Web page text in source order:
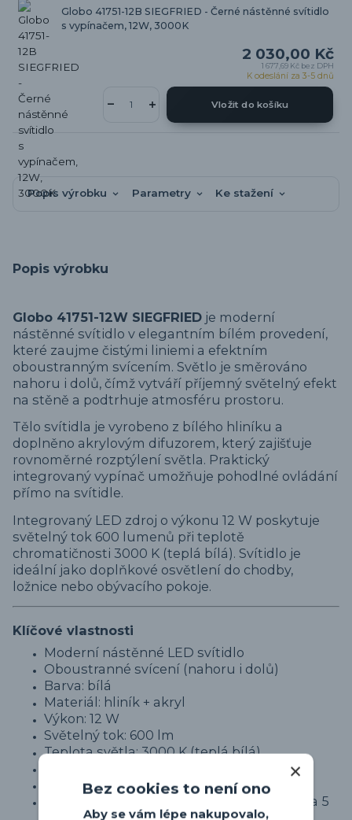
Globo 41751-12B SIEGFRIED - Černé nástěnné svítidlo
s vypínačem, 12W, 3000K
2 030,00 Kč
1 677,69 Kč bez DPH
K odeslání za 3-5 dnů
Vložit do košíku
Popis výrobku Parametry Ke stažení
Popis výrobku
Globo 41751-12W SIEGFRIED je moderní
nástěnné svítidlo v elegantním bílém provedení,
které zaujme čistými liniemi a efektním
oboustranným svícením. Světlo je směrováno
nahoru i dolů, čímž vytváří příjemný světelný efekt
na stěně a podtrhuje atmosféru prostoru.
Tělo svítidla je vyrobeno z bílého hliníku a
doplněno akrylovým difuzorem, který zajišťuje
rovnoměrné rozptýlení světla. Praktický
integrovaný vypínač umožňuje pohodlné ovládání
přímo na svítidle.
Integrovaný LED zdroj o výkonu 12 W poskytuje
světelný tok 600 lumenů při teplotě
chromatičnosti 3000 K (teplá bílá). Svítidlo je
ideální jako doplňkové osvětlení do chodby,
ložnice nebo obývacího pokoje.
Klíčové vlastnosti
Moderní nástěnné LED svítidlo
Oboustranné svícení (nahoru i dolů)
Barva: bílá
Materiál: hliník + akryl
Výkon: 12 W
Světelný tok: 600 lm
Teplota světla: 3000 K (teplá bílá)
Vypínač na svítidle
Rozměry: šířka 30 cm, výška 8 cm, hloubka 5
Bez cookies to není ono
Aby se vám lépe nakupovalo,